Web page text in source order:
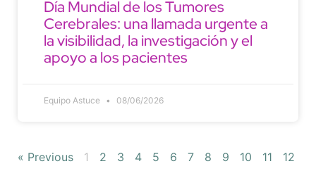
Día Mundial de los Tumores
Cerebrales: una llamada urgente a
la visibilidad, la investigación y el
apoyo a los pacientes
Equipo Astuce 08/06/2026
« Previous 1 2 3 4 5 6 7 8 9 10 11 12